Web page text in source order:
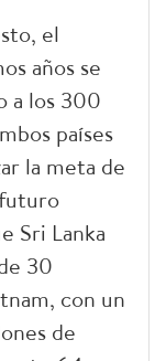
el
años se
a los 300
países
la meta de
Sri Lanka
30
con un
de